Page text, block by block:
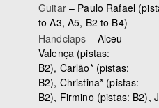
Guitar– Paulo Rafael
to A3, A5, B2 to B4)
Handclaps – Alceu
Valença(pistas:
B2), Carlão*(pistas:
B2), Christina* (pistas:
B2), Firmino (pistas: B2),